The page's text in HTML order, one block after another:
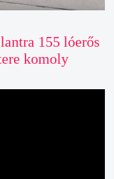
155 lóerős
komoly